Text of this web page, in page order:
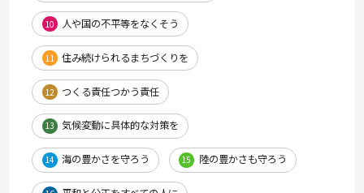
10 人や国の不平等をなくそう
11 住み続けられるまちづくりを
12 つくる責任つかう責任
13 気候変動に具体的な対策を
14 海の豊かさを守ろう 15 陸の豊かさも守ろう